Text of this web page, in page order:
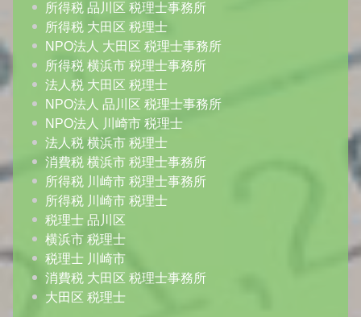
所得税 品川区 税理士事務所
所得税 大田区 税理士
NPO法人 大田区 税理士事務所
所得税 横浜市 税理士事務所
法人税 大田区 税理士
NPO法人 品川区 税理士事務所
NPO法人 川崎市 税理士
法人税 横浜市 税理士
消費税 横浜市 税理士事務所
所得税 川崎市 税理士事務所
所得税 川崎市 税理士
税理士 品川区
横浜市 税理士
税理士 川崎市
消費税 大田区 税理士事務所
大田区 税理士